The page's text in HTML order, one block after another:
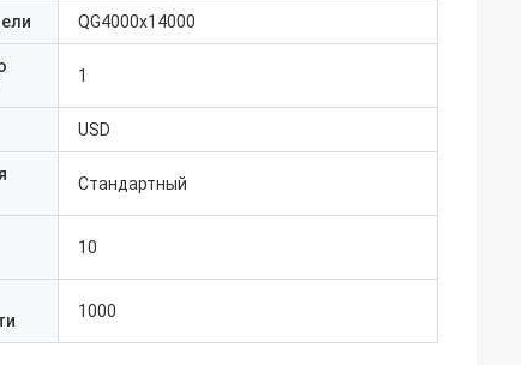
QG4000x14000
1
USD
Стандартный
10
1000